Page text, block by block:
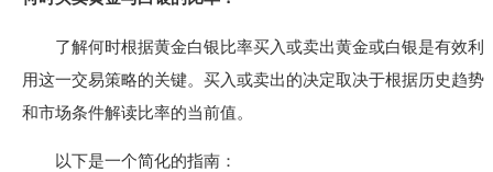
了解何时根据黄金白银比率买入或卖出黄金或白银是有效利
用这一交易策略的关键。买入或卖出的决定取决于根据历史趋势
和市场条件解读比率的当前值。
以下是一个简化的指南：